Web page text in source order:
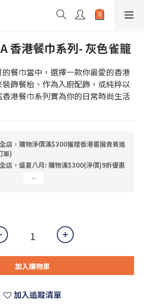
香港餐巾系列- 灰色雀籠
餐巾當中，選擇一款你最愛的香港
飾餐枱、作為入廚配飾，或純粹以
港餐巾系列實為你的日常時尚生活
全店，購物淨價滿$300獲贈香港書展貴賓進
單)
全店，盛夏八月: 購物滿$300(淨價)9折優惠
加入購物車
加入追蹤清單